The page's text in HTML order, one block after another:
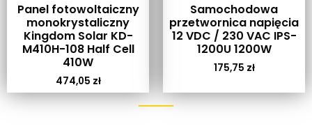
Panel fotowoltaiczny
monokrystaliczny
Kingdom Solar KD-
M410H-108 Half Cell
410W
474,05 zł
Samochodowa
przetwornica napięcia
12 VDC / 230 VAC IPS-
1200U 1200W
175,75 zł